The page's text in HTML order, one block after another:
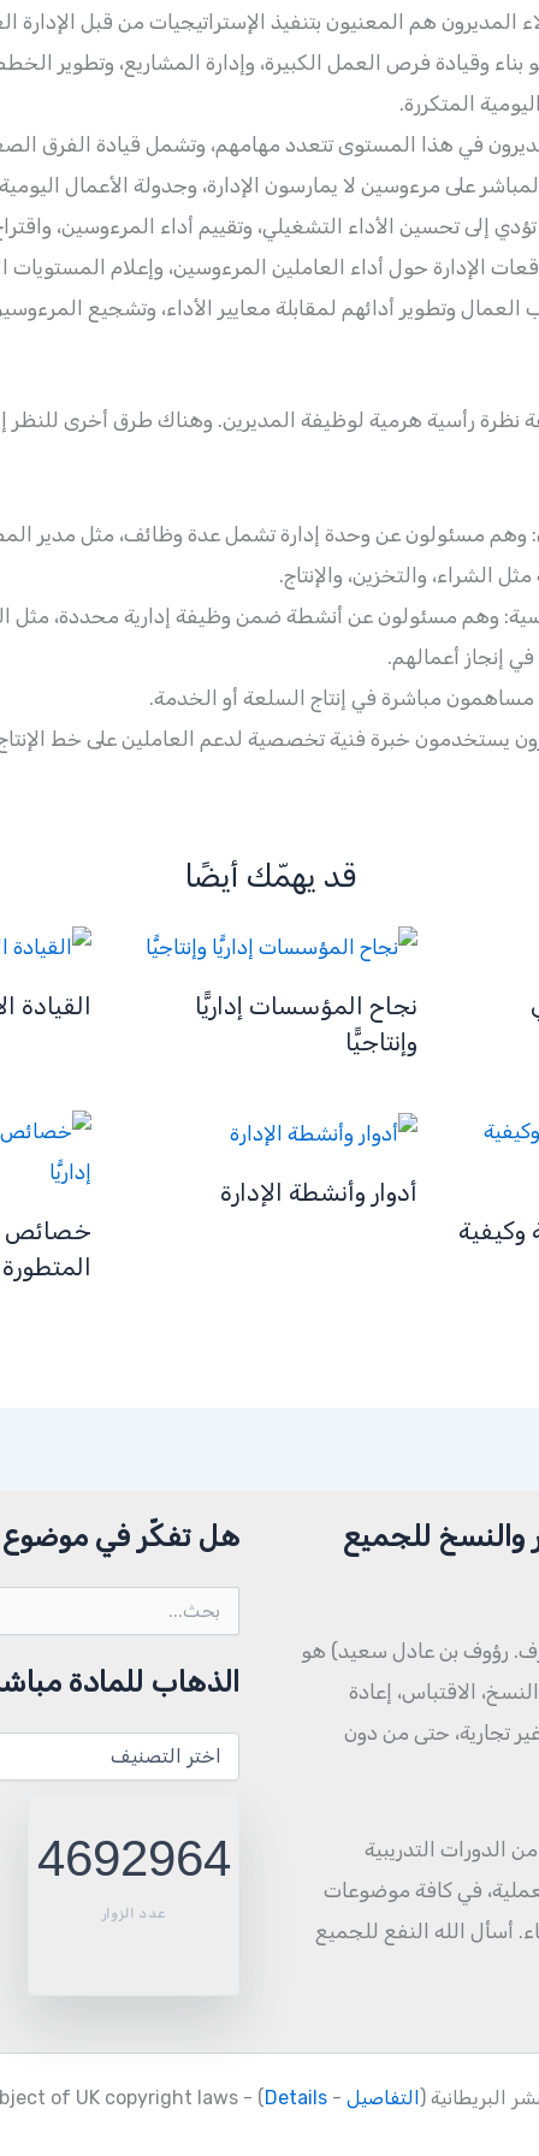
المديرون هم المعنيون بتنفيذ الإستراتيجيات من قبل الإدارة
وقيادة فرص العمل الكبيرة، وإدارة المشاريع، وتطوير الخطط
المتكررة.
في هذا المستوى تتعدد مهامهم، وتشمل قيادة الفرق
على مرءوسين لا يمارسون الإدارة، وجدولة الأعمال
إلى تحسين الأداء التشغيلي، وتقييم أداء المرءوسين،
الإدارة حول أداء العاملين المرءوسين، وإعلام المستويات
العمال وتطوير أدائهم لمقابلة معايير الأداء، وتشجيع
نظرة رأسية هرمية لوظيفة المديرين. وهناك طرق أخرى للنظر
وهم مسئولون عن وحدة إدارة تشمل عدة وظائف، مثل مدير
الشراء، والتخزين، والإنتاج.
وهم مسئولون عن أنشطة ضمن وظيفة إدارية محددة، مثل
إنجاز أعمالهم.
مباشرة في إنتاج السلعة أو الخدمة.
يستخدمون خبرة فنية تخصصية لدعم العاملين على خط
قد يهمّك أيضًا
نجاح المؤسسات إداريًّا
وإنتاجيًّا
القيادة
وكيفية
أدوار وأنشطة الإدارة
خصائص
المتطورة
والنسخ للجميع
رؤوف بن عادل سعيد) هو
الاقتباس، إعادة
غير تجارية، حتى من دون
١٥٠٠ مادة منشورة من الدورات التدريبية
في كافة موضوعات
أسأل الله النفع للجميع
هل تفكّر في
عن:
الذهاب للمادة
للمادة
4692964
عدد الزوار
البريطانية (التفاصيل -
Details
) - The encylopedia content is subject of UK copyright laws